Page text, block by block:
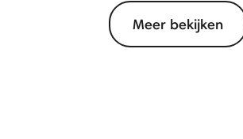
Meer bekijken